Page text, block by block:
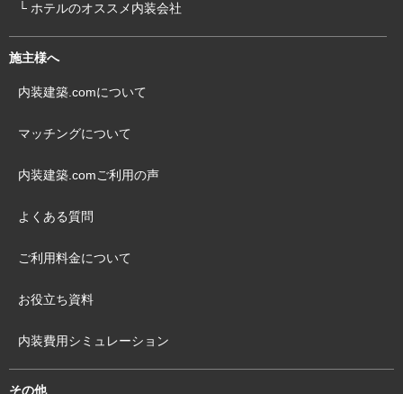
└ ホテルのオススメ内装会社
施主様へ
内装建築.comについて
マッチングについて
内装建築.comご利用の声
よくある質問
ご利用料金について
お役立ち資料
内装費用シミュレーション
その他